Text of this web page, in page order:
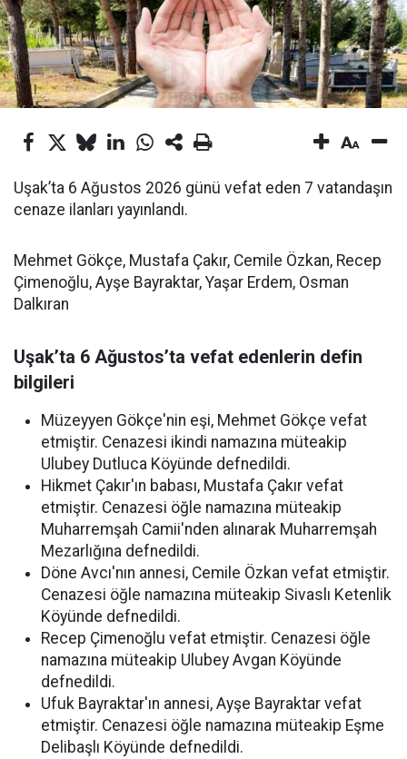
Uşak’ta 6 Ağustos 2026 günü vefat eden 7 vatandaşın
cenaze ilanları yayınlandı.
Mehmet Gökçe, Mustafa Çakır, Cemile Özkan, Recep
Çimenoğlu, Ayşe Bayraktar, Yaşar Erdem, Osman
Dalkıran
Uşak’ta 6 Ağustos’ta vefat edenlerin defin
bilgileri
Müzeyyen Gökçe'nin eşi, Mehmet Gökçe vefat
etmiştir. Cenazesi ikindi namazına müteakip
Ulubey Dutluca Köyünde defnedildi.
Hikmet Çakır'ın babası, Mustafa Çakır vefat
etmiştir. Cenazesi öğle namazına müteakip
Muharremşah Camii'nden alınarak Muharremşah
Mezarlığına defnedildi.
Döne Avcı'nın annesi, Cemile Özkan vefat etmiştir.
Cenazesi öğle namazına müteakip Sivaslı Ketenlik
Köyünde defnedildi.
Recep Çimenoğlu vefat etmiştir. Cenazesi öğle
namazına müteakip Ulubey Avgan Köyünde
defnedildi.
Ufuk Bayraktar'ın annesi, Ayşe Bayraktar vefat
etmiştir. Cenazesi öğle namazına müteakip Eşme
Delibaşlı Köyünde defnedildi.